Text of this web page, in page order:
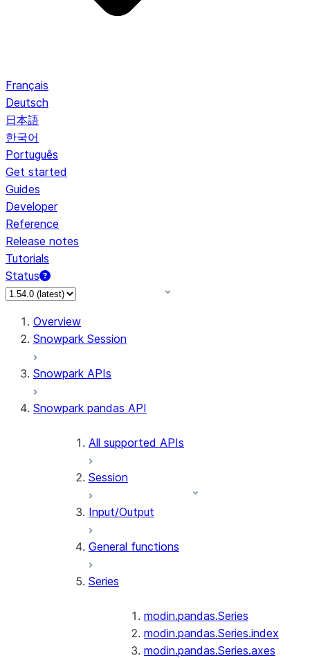
Français
Deutsch
日本語
한국어
Português
Get started
Guides
Developer
Reference
Release notes
Tutorials
Status
Overview
Snowpark Session
Snowpark APIs
Snowpark pandas API
All supported APIs
Session
Input/Output
General functions
Series
modin.pandas.Series
modin.pandas.Series.index
modin.pandas.Series.axes